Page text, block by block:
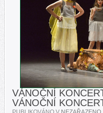
VÁNOČNÍ
VÁNOČNÍ